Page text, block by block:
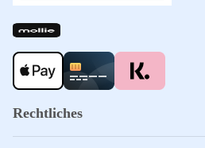
Rechtliches